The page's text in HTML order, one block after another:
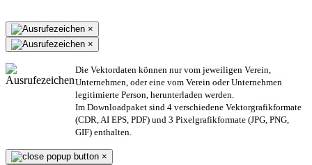
×
×
Die Vektordaten können nur vom jeweiligen Verein,
Unternehmen, oder eine vom Verein oder Unternehmen
legitimierte Person, herunterladen werden.
Im Downloadpaket sind 4 verschiedene Vektorgrafikformate
(CDR, AI EPS, PDF) und 3 Pixelgrafikformate (JPG, PNG,
GIF) enthalten.
×